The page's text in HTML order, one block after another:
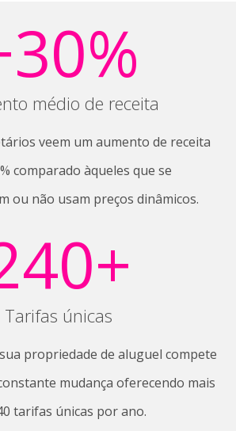
30%
médio de receita
veem um aumento de receita
comparado àqueles que se
ou não usam preços dinâmicos.
+
Tarifas únicas
propriedade de aluguel compete
mudança oferecendo mais
tarifas únicas por ano.